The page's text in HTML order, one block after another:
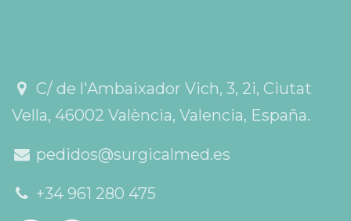
C/ de l'Ambaixador Vich, 3, 2i, Ciutat
Vella, 46002 València, Valencia, España.
pedidos@surgicalmed.es
+34 961 280 475